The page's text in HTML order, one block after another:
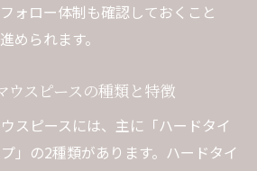
ォロー体制も確認しておくこと
められます。
ウスピースの種類と特徴
スピースには、主に「ハードタイ
」の2種類があります。ハードタイ